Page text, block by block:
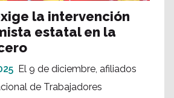
la intervención
estatal en la
El 9 de diciembre, afiliados
de Trabajadores